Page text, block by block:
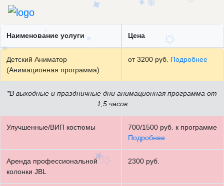
✦ ❄
Наименование услуги Цена
Детский Аниматор
(Анимационная программа)
от 3200 руб. Подробнее
*В выходные и праздничные дни анимационная программа от
1,5 часов
Улучшенные/ВИП костюмы
700/1500 руб. к программе
Подробнее
Аренда профессиональной
колонки JBL
2300 руб.